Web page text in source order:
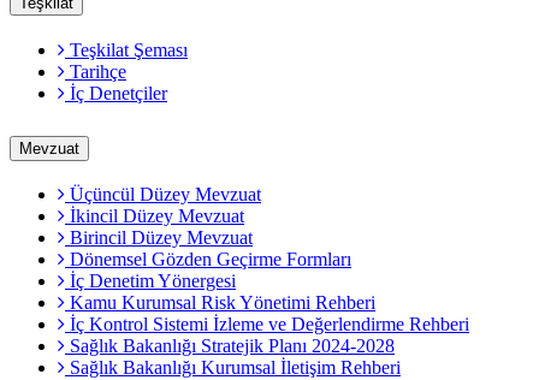
Teşkilat Şeması
Tarihçe
İç Denetçiler
Mevzuat
Üçüncül Düzey Mevzuat
İkincil Düzey Mevzuat
Birincil Düzey Mevzuat
Dönemsel Gözden Geçirme Formları
İç Denetim Yönergesi
Kamu Kurumsal Risk Yönetimi Rehberi
İç Kontrol Sistemi İzleme ve Değerlendirme Rehberi
Sağlık Bakanlığı Stratejik Planı 2024-2028
Sağlık Bakanlığı Kurumsal İletişim Rehberi